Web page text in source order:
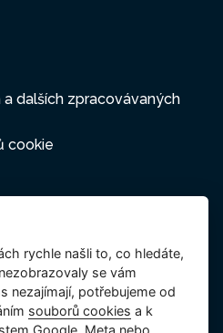
dalších zpracovávaných
cookie
rychle našli to, co hledáte,
se vám
nezajímají, potřebujeme od
souborů cookies a k
Google, Meta nebo